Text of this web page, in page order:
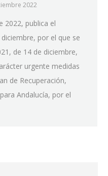
2022
2022, publica el
por el que se
de 14 de diciembre,
urgente medidas
de Recuperación,
Andalucía, por el